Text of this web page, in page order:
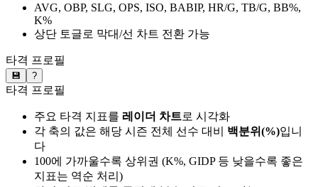
AVG, OBP, SLG, OPS, ISO, BABIP, HR/G, TB/G, BB%,
K%
상단 토글로 막대/선 차트 전환 가능
타격 프로필
💾 ?
타격 프로필
주요 타격 지표를 레이더 차트로 시각화
각 축의 값은 해당 시즌 전체 선수 대비 백분위(%)입니
다
100에 가까울수록 상위권 (K%, GIDP 등 낮을수록 좋은
지표는 역순 처리)